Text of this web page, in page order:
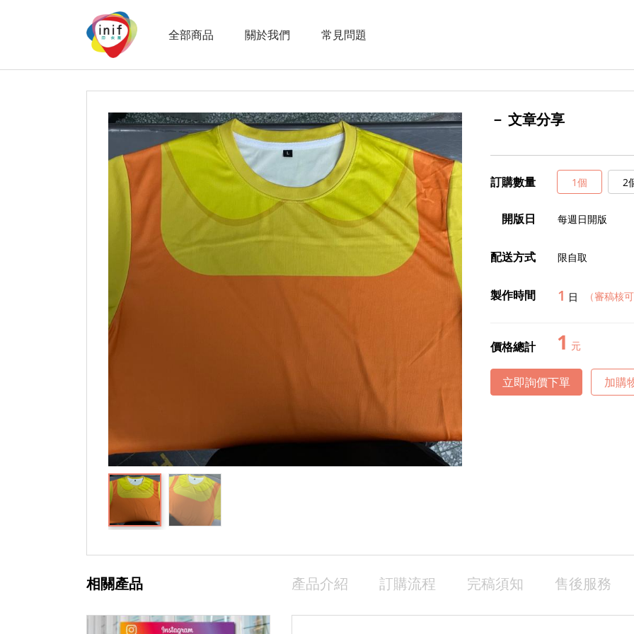
全部商品 關於我們 常見問題
－ 文章分享
訂購數量 1個 2
開版日 每週日開版
配送方式 限自取
製作時間 1 日 （審稿核
價格總計 1 元
立即詢價下單 加購
相關產品 產品介紹 訂購流程 完稿須知 售後服務